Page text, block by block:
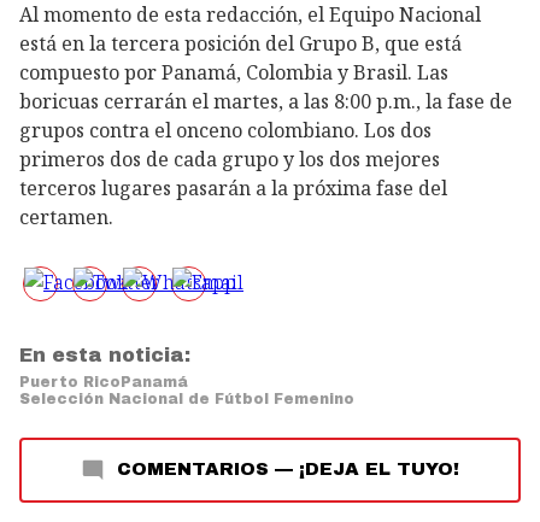
Al momento de esta redacción, el Equipo Nacional
está en la tercera posición del Grupo B, que está
compuesto por Panamá, Colombia y Brasil. Las
boricuas cerrarán el martes, a las 8:00 p.m., la fase de
grupos contra el onceno colombiano. Los dos
primeros dos de cada grupo y los dos mejores
terceros lugares pasarán a la próxima fase del
certamen.
En esta noticia:
Puerto Rico Panamá
Selección Nacional de Fútbol Femenino
COMENTARIOS — ¡DEJA EL TUYO!